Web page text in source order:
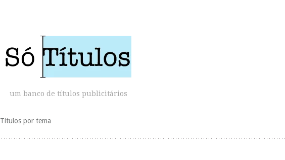
um banco de títulos publicitários
Títulos por tema